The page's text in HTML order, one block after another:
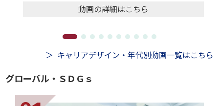
動画の詳細はこちら
キャリアデザイン・年代別動画一覧はこちら
グローバル・ＳＤＧｓ